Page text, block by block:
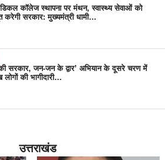
कॉलेज स्थापना पर मंथन, स्वास्थ्य सेवाओं को
सरकार: मुख्यमंत्री धामी…
सरकार, जन-जन के द्वार’ अभियान के दूसरे चरण में
की भागीदारी…
उत्तराखंड